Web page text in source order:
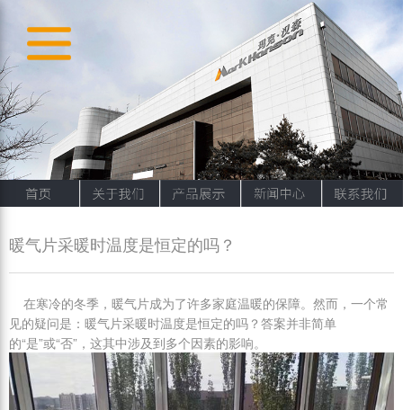
暖气片采暖时温度是恒定的吗？
在寒冷的冬季，暖气片成为了许多家庭温暖的保障。然而，一个常
见的疑问是：暖气片采暖时温度是恒定的吗？答案并非简单
的“是”或“否”，这其中涉及到多个因素的影响。